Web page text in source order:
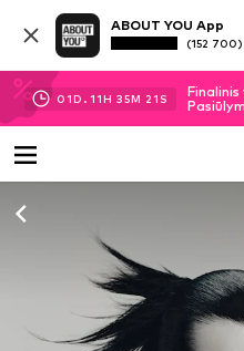
ABOUT YOU App
(152 700)
01D. 11H 35M 20S